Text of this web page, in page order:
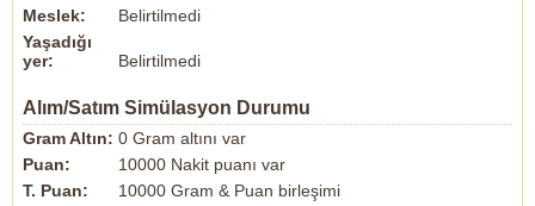
Meslek:
Belirtilmedi
Yaşadığı
yer:
Belirtilmedi
Alım/Satım Simülasyon Durumu
Gram Altın: 0 Gram altını var
Puan:
10000 Nakit puanı var
T. Puan:
10000 Gram & Puan birleşimi